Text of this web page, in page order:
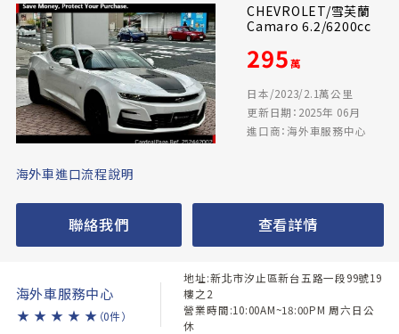
CHEVROLET/雪芙蘭
Camaro 6.2/6200cc
295萬
日本/2023/2.1萬公里
更新日期：2025年 06月
進口商：海外車服務中心
海外車進口流程說明
聯絡我們 查看詳情
海外車服務中心
★ ★ ★ ★ ★ （0件）
地址:新北市汐止區新台五路一段99號19
樓之2
營業時間:10:00AM~18:00PM 周六日公
休